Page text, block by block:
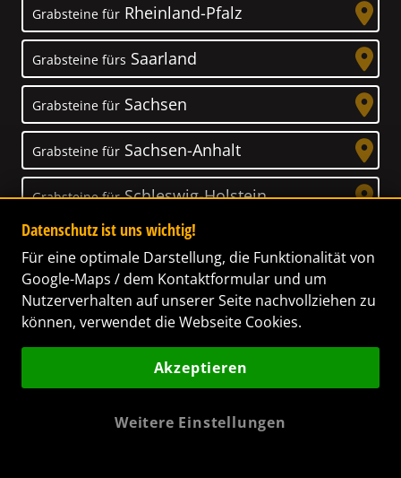
Grabsteine für Rheinland-Pfalz
Grabsteine fürs Saarland
Grabsteine für Sachsen
Grabsteine für Sachsen-Anhalt
Grabsteine fürSchleswig-Holstein
Thüringen
es uns zur Aufgabe gemacht, Ihnen dabei zu
Datenschutz ist uns wichtig!
Für eine optimale Darstellung, die Funktionalität von
Google-Maps / dem Kontaktformular und um
Nutzerverhalten auf unserer Seite nachvollziehen zu
können, verwendet die Webseite Cookies.
Akzeptieren
Weitere Einstellungen